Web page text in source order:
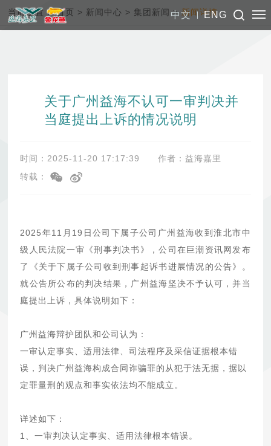
中文 ENG
当前位置：首页 > 新闻中心 > 集团新闻 > 新闻详情
关于广州益海不认可一审判决并
当庭提出上诉的情况说明
时间：2025-11-20 17:17:39
作者：益海嘉里
转载：
2025年11月19日公司下属子公司广州益海收到淮北市中
级人民法院一审《刑事判决书》，公司在巨潮资讯网发布
了《关于下属子公司收到刑事起诉书进展情况的公告》。
就公告所公布的判决结果，广州益海坚决不予认可，并当
庭提出上诉，具体说明如下：
广州益海辩护团队和公司认为：
一审认定事实、适用法律、司法程序及采信证据根本错
误，判决广州益海构成合同诈骗罪的从犯于法无据，据以
定罪量刑的观点和事实依法均不能成立。
详述如下：
1、一审判决认定事实、适用法律根本错误。